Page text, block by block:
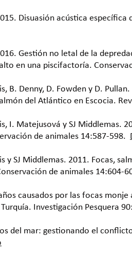
Disuasión acústica
Gestión no letal de la
en una piscifactoría.
B. Denny, D. Fowden y D.
del Atlántico en Escocia.
I. Matejusová y SJ Middlemas.
de animales 14:587-598.
y SJ Middlemas. 2011. Focas,
de animales 14:604-
causados por las focas
Investigación Pesquera
del mar: gestionando el